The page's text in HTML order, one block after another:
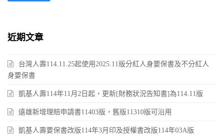
近期文章
台灣人壽114.11.25起使用2025.11版分紅人身要保書及不分紅人
身要保書
凱基人壽114年11月2日起，更新[財務狀況告知書]為114.11版
遠雄新增理賠申請書11403版，舊版11310版可沿用
凱基人壽要保書改版114年3月印及授權書改版114年03A版